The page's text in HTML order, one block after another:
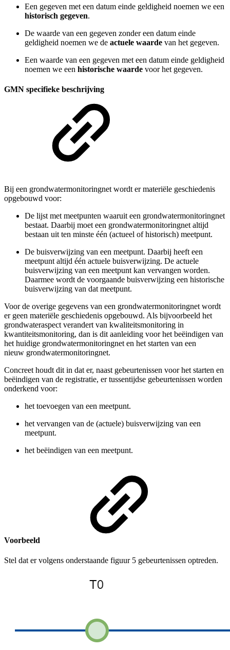
Een gegeven met een datum einde geldigheid noemen we een
historisch gegeven.
De waarde van een gegeven zonder een datum einde
geldigheid noemen we de actuele waarde van het gegeven.
Een waarde van een gegeven met een datum einde geldigheid
noemen we een historische waarde voor het gegeven.
GMN specifieke beschrijving
Bij een grondwatermonitoringnet wordt er materiële geschiedenis
opgebouwd voor:
De lijst met meetpunten waaruit een grondwatermonitoringnet
bestaat. Daarbij moet een grondwatermonitoringnet altijd
bestaan uit ten minste één (actueel of historisch) meetpunt.
De buisverwijzing van een meetpunt. Daarbij heeft een
meetpunt altijd één actuele buisverwijzing. De actuele
buisverwijzing van een meetpunt kan vervangen worden.
Daarmee wordt de voorgaande buisverwijzing een historische
buisverwijzing van dat meetpunt.
Voor de overige gegevens van een grondwatermonitoringnet wordt
er geen materiële geschiedenis opgebouwd. Als bijvoorbeeld het
grondwateraspect verandert van kwaliteitsmonitoring in
kwantiteitsmonitoring, dan is dit aanleiding voor het beëindigen van
het huidige grondwatermonitoringnet en het starten van een
nieuw grondwatermonitoringnet.
Concreet houdt dit in dat er, naast gebeurtenissen voor het starten en
beëindigen van de registratie, er tussentijdse gebeurtenissen worden
onderkend voor:
het toevoegen van een meetpunt.
het vervangen van de (actuele) buisverwijzing van een
meetpunt.
het beëindigen van een meetpunt.
Voorbeeld
Stel dat er volgens onderstaande figuur 5 gebeurtenissen optreden.